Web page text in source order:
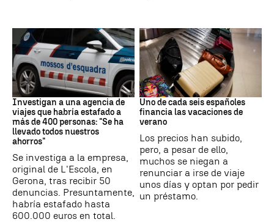
Estafa
Investigan a una agencia de
viajes que habría estafado a
más de 400 personas: "Se ha
llevado todos nuestros
ahorros"
Se investiga a la empresa,
original de L'Escola, en
Gerona, tras recibir 50
denuncias. Presuntamente,
habría estafado hasta
600.000 euros en total.
Subida precios
Uno de cada seis españoles
financia las vacaciones de
verano
Los precios han subido,
pero, a pesar de ello,
muchos se niegan a
renunciar a irse de viaje
unos días y optan por pedir
un préstamo.